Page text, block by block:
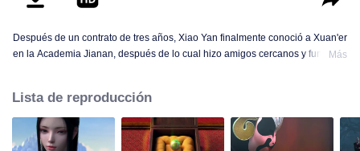
Después de un contrato de tres años, Xiao Yan finalmente conoció a Xuan'er
en la Academia Jianan, después de lo cual hizo amigos cercanos y fundó
Cielo para devorar al Corazón Caído Yan con su riesgo personal...
Más
Lista de reproducción